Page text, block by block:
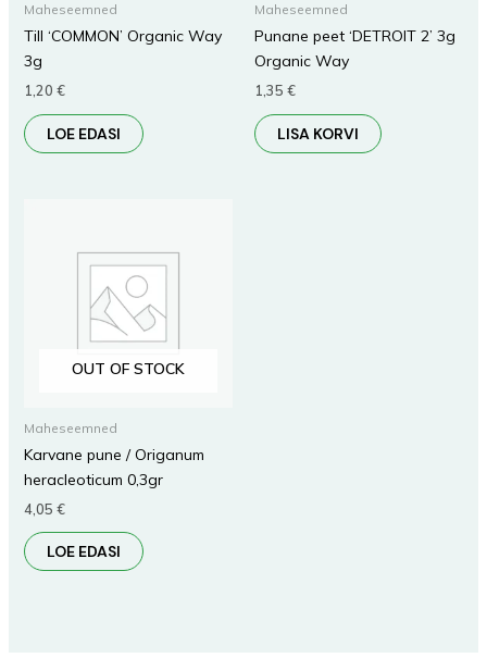
Maheseemned
Till ‘COMMON’ Organic Way
3g
1,20 €
LOE EDASI
Maheseemned
Punane peet ‘DETROIT 2’ 3g
Organic Way
1,35 €
LISA KORVI
OUT OF STOCK
Maheseemned
Karvane pune / Origanum
heracleoticum 0,3gr
4,05 €
LOE EDASI